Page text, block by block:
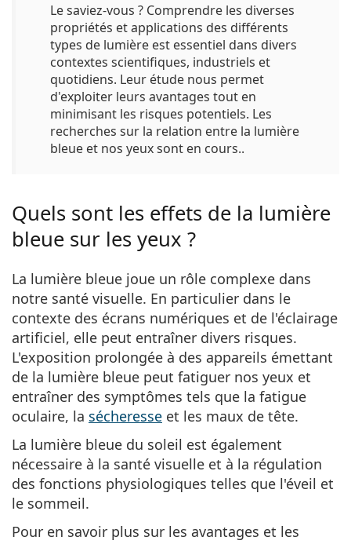
Le saviez-vous ? Comprendre les diverses
propriétés et applications des différents
types de lumière est essentiel dans divers
contextes scientifiques, industriels et
quotidiens. Leur étude nous permet
d'exploiter leurs avantages tout en
minimisant les risques potentiels. Les
recherches sur la relation entre la lumière
bleue et nos yeux sont en cours..
Quels sont les effets de la lumière
bleue sur les yeux ?
La lumière bleue joue un rôle complexe dans
notre santé visuelle. En particulier dans le
contexte des écrans numériques et de l'éclairage
artificiel, elle peut entraîner divers risques.
L'exposition prolongée à des appareils émettant
de la lumière bleue peut fatiguer nos yeux et
entraîner des symptômes tels que la fatigue
oculaire, la sécheresse et les maux de tête.
La lumière bleue du soleil est également
nécessaire à la santé visuelle et à la régulation
des fonctions physiologiques telles que l'éveil et
le sommeil.
Pour en savoir plus sur les avantages et les